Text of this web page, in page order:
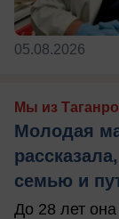
05.08.2026
Мы из
Молодая
семью и
До 28 лет она